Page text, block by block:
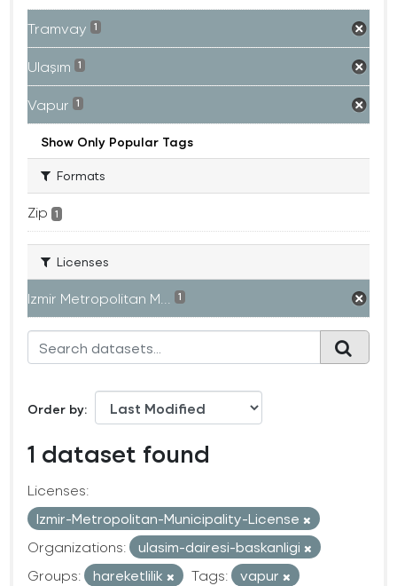
Tramvay 1
Ulaşım 1
Vapur 1
Show Only Popular Tags
Formats
Zip 1
Licenses
Izmir Metropolitan M... 1
Order by
1 dataset found
Licenses:
Izmir-Metropolitan-Municipality-License
Organizations:
ulasim-dairesi-baskanligi
Groups:
hareketlilik Tags:
vapur